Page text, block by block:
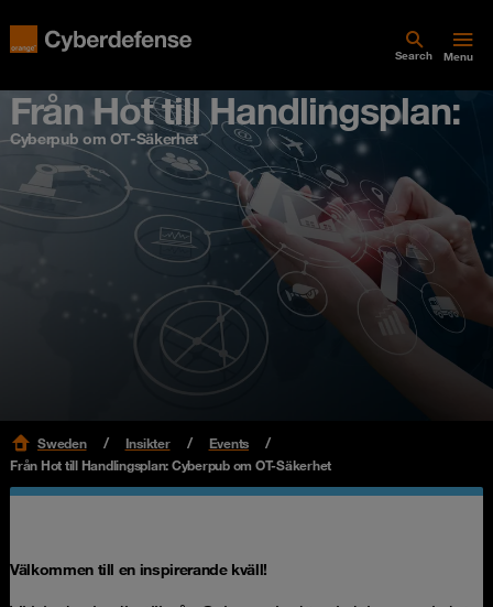
Search Menu
Från Hot till Handlingsplan:
Cyberpub om OT-Säkerhet
Sweden Insikter
Events
Från Hot till Handlingsplan: Cyberpub om OT-Säkerhet
Välkommen till en inspirerande kväll!